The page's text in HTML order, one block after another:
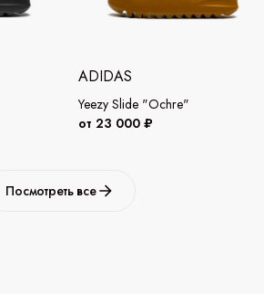
ADIDAS
Yeezy Slide "Ochre"
от 23 000 ₽
Посмотреть все